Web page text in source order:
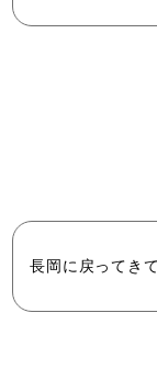
長岡に戻ってき